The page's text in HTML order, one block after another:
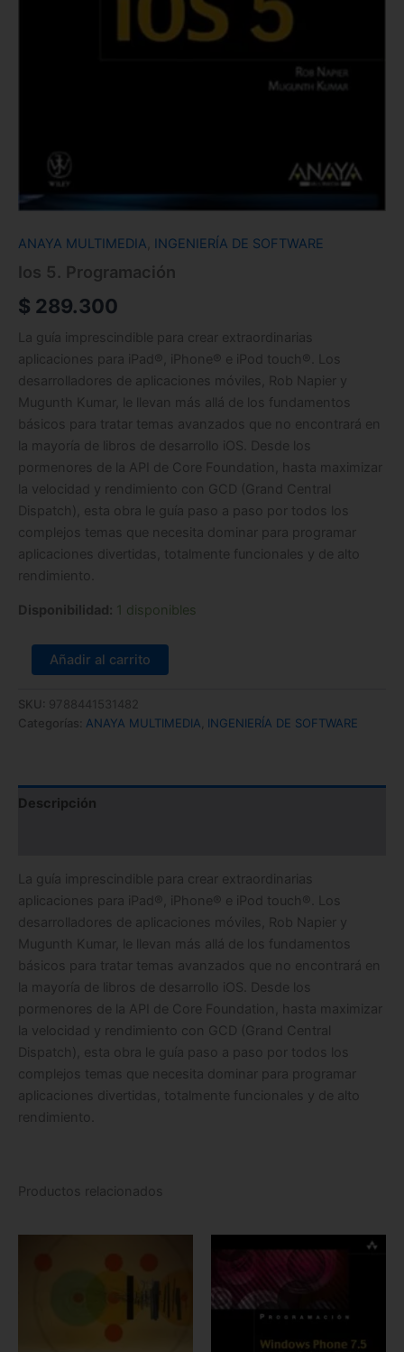
ANAYA MULTIMEDIA INGENIERÍA DE SOFTWARE
Ios 5. Programación
$ 289.300
La guía imprescindible para crear extraordinarias
aplicaciones para iPad®, iPhone® e iPod touch®. Los
desarrolladores de aplicaciones móviles, Rob Napier y
Mugunth Kumar, le llevan más allá de los fundamentos
básicos para tratar temas avanzados que no encontrará en
la mayoría de libros de desarrollo iOS. Desde los
pormenores de la API de Core Foundation, hasta maximizar
la velocidad y rendimiento con GCD (Grand Central
Dispatch), esta obra le guía paso a paso por todos los
complejos temas que necesita dominar para programar
aplicaciones divertidas, totalmente funcionales y de alto
rendimiento.
Disponibilidad: 1 disponibles
Añadir al carrito
SKU: 9788441531482
Categorías: ANAYA MULTIMEDIA INGENIERÍA DE SOFTWARE
Descripción
La guía imprescindible para crear extraordinarias
aplicaciones para iPad®, iPhone® e iPod touch®. Los
desarrolladores de aplicaciones móviles, Rob Napier y
Mugunth Kumar, le llevan más allá de los fundamentos
básicos para tratar temas avanzados que no encontrará en
la mayoría de libros de desarrollo iOS. Desde los
pormenores de la API de Core Foundation, hasta maximizar
la velocidad y rendimiento con GCD (Grand Central
Dispatch), esta obra le guía paso a paso por todos los
complejos temas que necesita dominar para programar
aplicaciones divertidas, totalmente funcionales y de alto
rendimiento.
Productos relacionados